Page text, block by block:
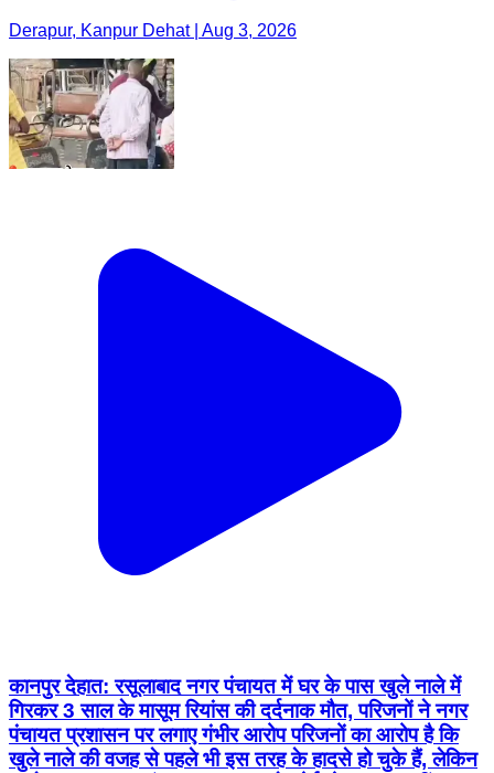
Derapur, Kanpur Dehat | Aug 3, 2026
कानपुर देहात: रसूलाबाद नगर पंचायत में घर के पास खुले नाले में
गिरकर 3 साल के मासूम रियांस की दर्दनाक मौत, परिजनों ने नगर
पंचायत प्रशासन पर लगाए गंभीर आरोप परिजनों का आरोप है कि
खुले नाले की वजह से पहले भी इस तरह के हादसे हो चुके हैं, लेकिन